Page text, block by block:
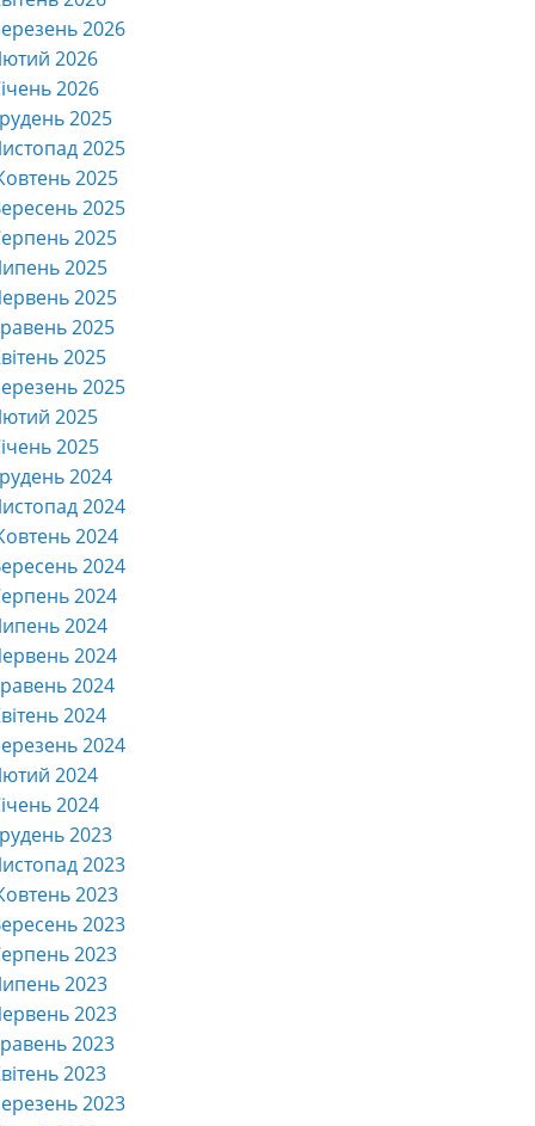
2026
2026
2026
2025
2025
2025
2025
2025
2025
2025
2025
2025
2025
2025
2025
2024
2024
2024
2024
2024
2024
2024
2024
2024
2024
2024
2024
2023
2023
2023
2023
2023
2023
2023
2023
2023
2023